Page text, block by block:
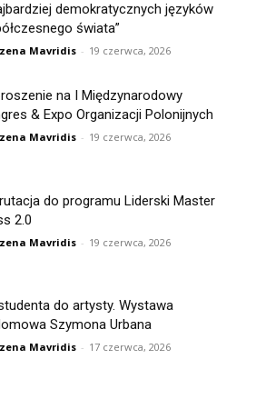
demokratycznych języków
świata”
Mavridis - 19 czerwca, 2026
na I Międzynarodowy
& Expo Organizacji Polonijnych
Mavridis - 19 czerwca, 2026
do programu Liderski Master
2.0
Mavridis - 19 czerwca, 2026
do artysty. Wystawa
Szymona Urbana
Mavridis - 17 czerwca, 2026